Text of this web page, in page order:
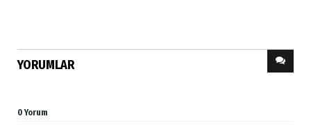
YORUMLAR
0 Yorum